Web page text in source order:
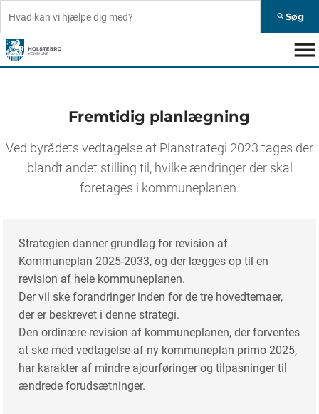
search Søg
menu
Fremtidig planlægning
Ved byrådets vedtagelse af Planstrategi 2023 tages der
blandt andet stilling til, hvilke ændringer der skal
foretages i kommuneplanen.
Strategien danner grundlag for revision af
Kommuneplan 2025-2033, og der lægges op til en
revision af hele kommuneplanen.
Der vil ske forandringer inden for de tre hovedtemaer,
der er beskrevet i denne strategi.
Den ordinære revision af kommuneplanen, der forventes
at ske med vedtagelse af ny kommuneplan primo 2025,
har karakter af mindre ajourføringer og tilpasninger til
ændrede forudsætninger.